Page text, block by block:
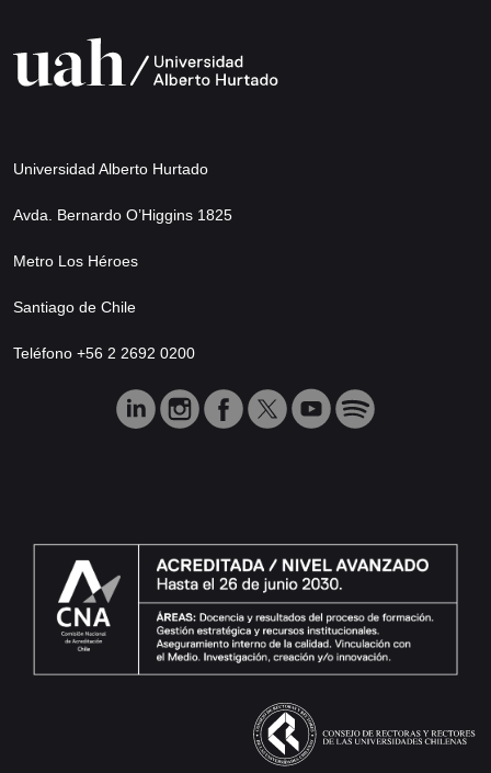
Universidad Alberto Hurtado
Avda. Bernardo O’Higgins 1825
Metro Los Héroes
Santiago de Chile
Teléfono +56 2 2692 0200